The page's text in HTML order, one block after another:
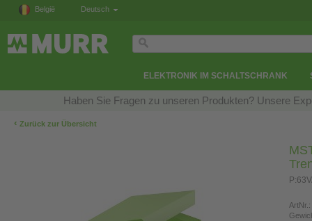
België Deutsch
ELEKTRONIK IM SCHALTSCHRANK
Haben Sie Fragen zu unseren Produkten? Unsere
‹ Zurück zur Übersicht
ArtNr.: